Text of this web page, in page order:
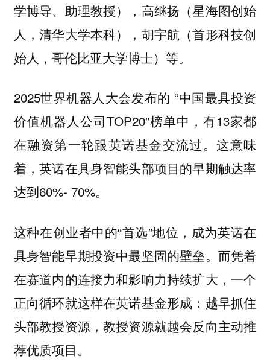
学博导、助理教授），高继扬（星海图创始
人，清华大学本科），胡宇航（首形科技创
始人，哥伦比亚大学博士）等。
2025世界机器人大会发布的 “中国最具投资
价值机器人公司TOP20”榜单中，有13家都
在融资第一轮跟英诺基金交流过。这意味
着，英诺在具身智能头部项目的早期触达率
达到60%- 70%。
这种在创业者中的“首选”地位，成为英诺在
具身智能早期投资中最坚固的壁垒。而凭着
在赛道内的连接力和影响力持续扩大，一个
正向循环就这样在英诺基金形成：越早抓住
头部教授资源，教授资源就越会反向主动推
荐优质项目。